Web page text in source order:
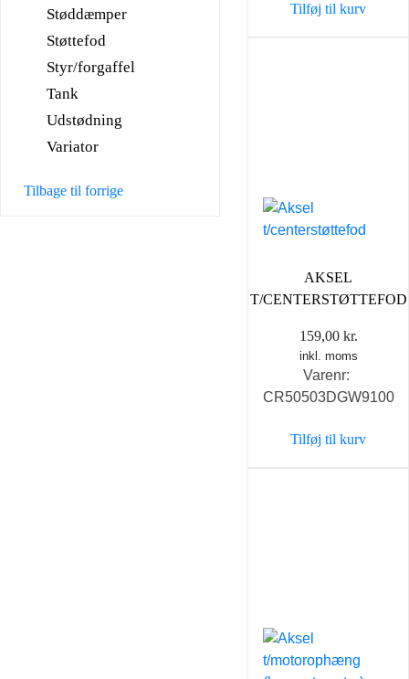
Støddæmper
Støttefod
Styr/forgaffel
Tank
Udstødning
Variator
Tilbage til forrige
Tilføj til kurv
AKSEL
T/CENTERSTØTTEFOD
159,00 kr.
inkl. moms
Varenr:
CR50503DGW9100
Tilføj til kurv